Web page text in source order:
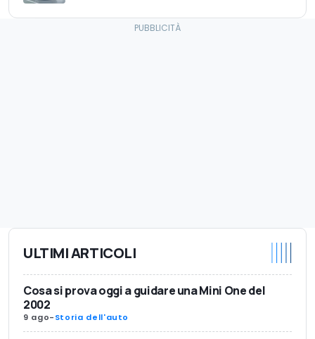
ULTIMI ARTICOLI
Cosa si prova oggi a guidare una Mini One del
2002
9 ago-Storia dell'auto